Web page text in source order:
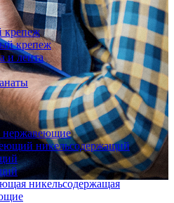
крепеж
крепеж
и лента
нержавеющие
никельсодержащий
никельсодержащая